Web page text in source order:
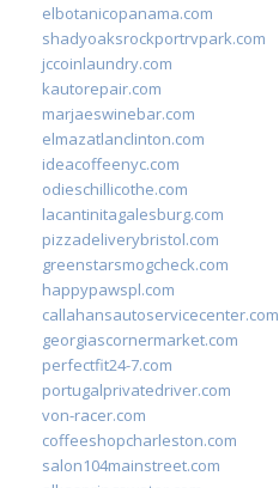
elbotanicopanama.com
shadyoaksrockportrvpark.com
jccoinlaundry.com
kautorepair.com
marjaeswinebar.com
elmazatlanclinton.com
ideacoffeenyc.com
odieschillicothe.com
lacantinitagalesburg.com
pizzadeliverybristol.com
greenstarsmogcheck.com
happypawspl.com
callahansautoservicecenter.com
georgiascornermarket.com
perfectfit24-7.com
portugalprivatedriver.com
von-racer.com
coffeeshopcharleston.com
salon104mainstreet.com